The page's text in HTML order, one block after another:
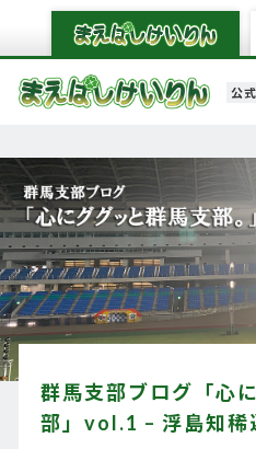
公
群馬支部ブログ「心
部」vol.1 – 浮島知稀